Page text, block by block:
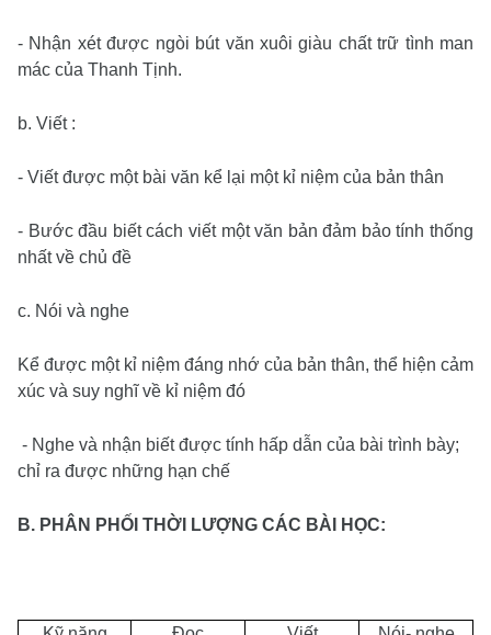
- Nhận xét được ngòi bút văn xuôi giàu chất trữ tình man
mác của Thanh Tịnh.
b. Viết :
- Viết được một bài văn kể lại một kỉ niệm của bản thân
- Bước đầu biết cách viết một văn bản đảm bảo tính thống
nhất về chủ đề
c. Nói và nghe
Kể được một kỉ niệm đáng nhớ của bản thân, thể hiện cảm
xúc và suy nghĩ về kỉ niệm đó
- Nghe và nhận biết được tính hấp dẫn của bài trình bày;
chỉ ra được những hạn chế
B. PHÂN PHỐI THỜI LƯỢNG CÁC BÀI HỌC: